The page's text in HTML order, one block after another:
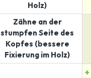
Holz)
Zähne an der
stumpfen Seite des
Kopfes (bessere
Fixierung im Holz)
+